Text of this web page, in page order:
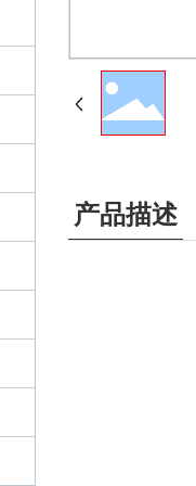
产品描述